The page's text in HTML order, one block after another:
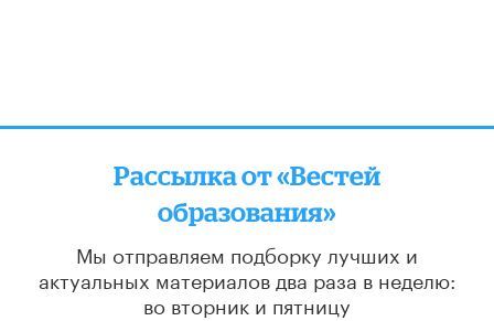
Рассылка от «Вестей
образования»
Мы отправляем подборку лучших и
актуальных материалов два раза в неделю:
во вторник и пятницу